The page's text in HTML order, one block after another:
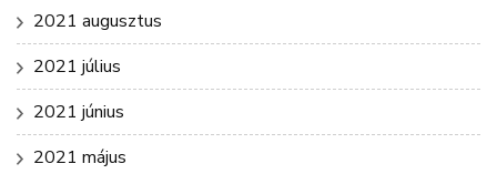
2021 augusztus
2021 július
2021 június
2021 május